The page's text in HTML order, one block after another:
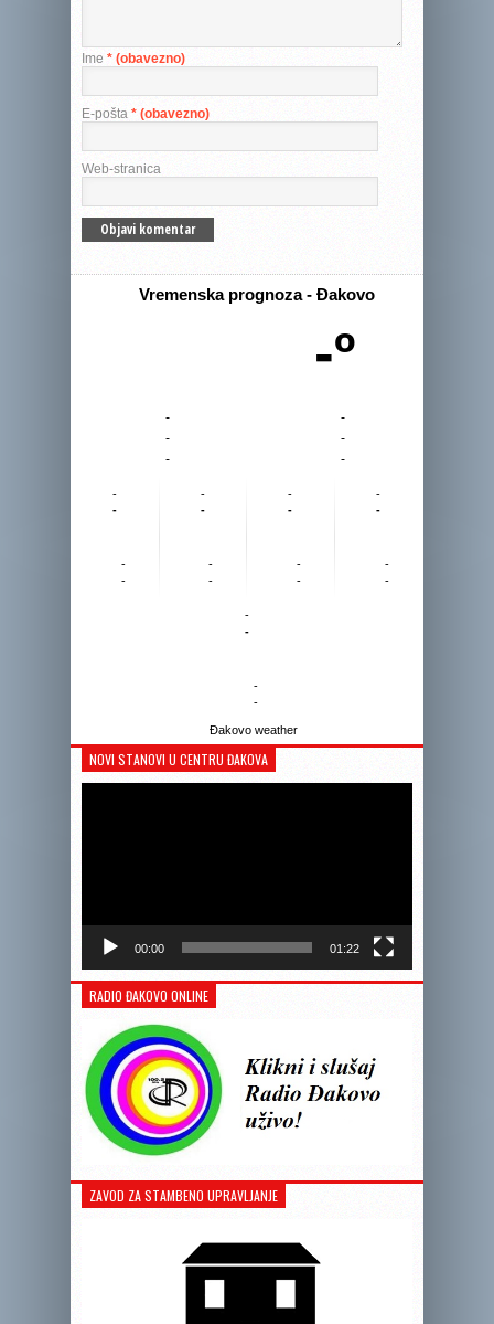
Ime * (obavezno)
E-pošta * (obavezno)
Web-stranica
Vremenska prognoza - Đakovo
-º
-
-
-
-
-
-
-
-
-
-
-
-
-
-
-
-
-
-
-
-
-
-
-
-
-
-
Đakovo weather
NOVI STANOVI U CENTRU ĐAKOVA
00:00 01:22
RADIO ĐAKOVO ONLINE
ZAVOD ZA STAMBENO UPRAVLJANJE